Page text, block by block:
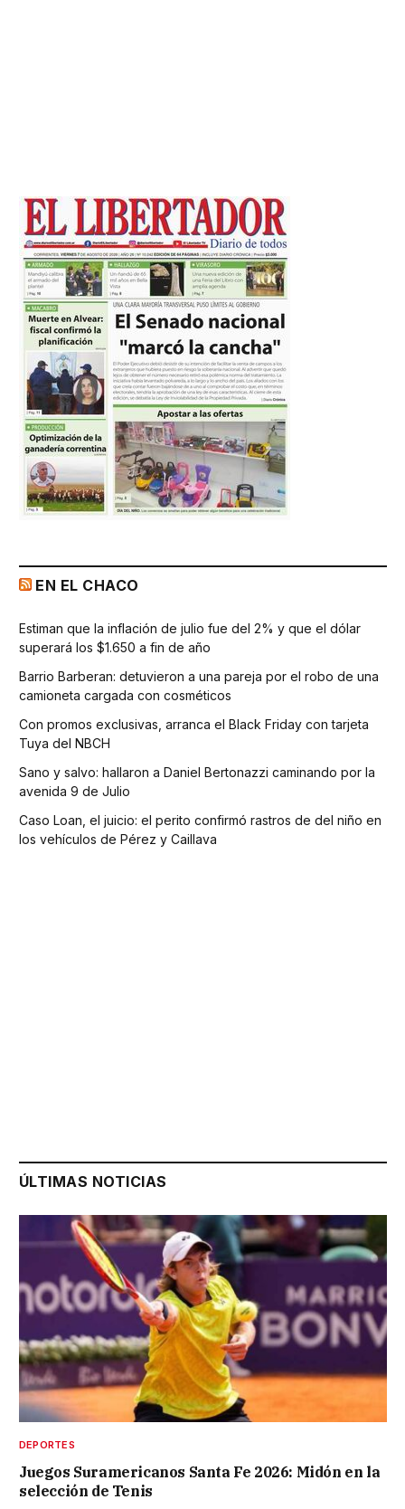
EN EL CHACO
Estiman que la inflación de julio fue del 2% y que el dólar
superará los $1.650 a fin de año
Barrio Barberan: detuvieron a una pareja por el robo de una
camioneta cargada con cosméticos
Con promos exclusivas, arranca el Black Friday con tarjeta
Tuya del NBCH
Sano y salvo: hallaron a Daniel Bertonazzi caminando por la
avenida 9 de Julio
Caso Loan, el juicio: el perito confirmó rastros de del niño en
los vehículos de Pérez y Caillava
ÚLTIMAS NOTICIAS
DEPORTES
Juegos Suramericanos Santa Fe 2026: Midón en la
selección de Tenis